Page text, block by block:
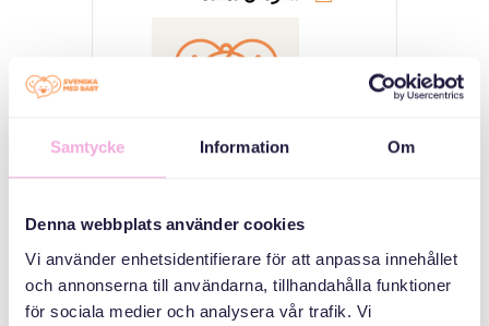
Samtycke Information Om
Denna webbplats använder cookies
Vi använder enhetsidentifierare för att anpassa innehållet
och annonserna till användarna, tillhandahålla funktioner
för sociala medier och analysera vår trafik. Vi
Svenska med baby
Email
bokningen@svenskamedbaby.se